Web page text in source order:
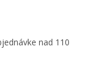
nad 110